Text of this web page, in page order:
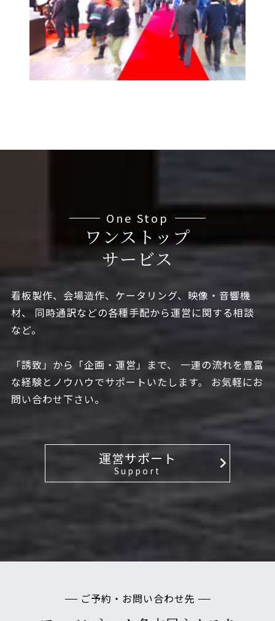
One Stop
ワンストップ
サービス
看板製作、会場造作、ケータリング、映像・音響機
材、
同時通訳などの各種手配から運営に関する相談
など。
「誘致」から「企画・運営」まで、
一連の流れを豊富
な経験とノウハウでサポートいたします。
お気軽にお
問い合わせ下さい。
運営サポート
Support
ご予約・お問い合わせ先